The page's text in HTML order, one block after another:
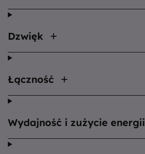
Dzwięk
Łączność
Wydajność i zużycie energii